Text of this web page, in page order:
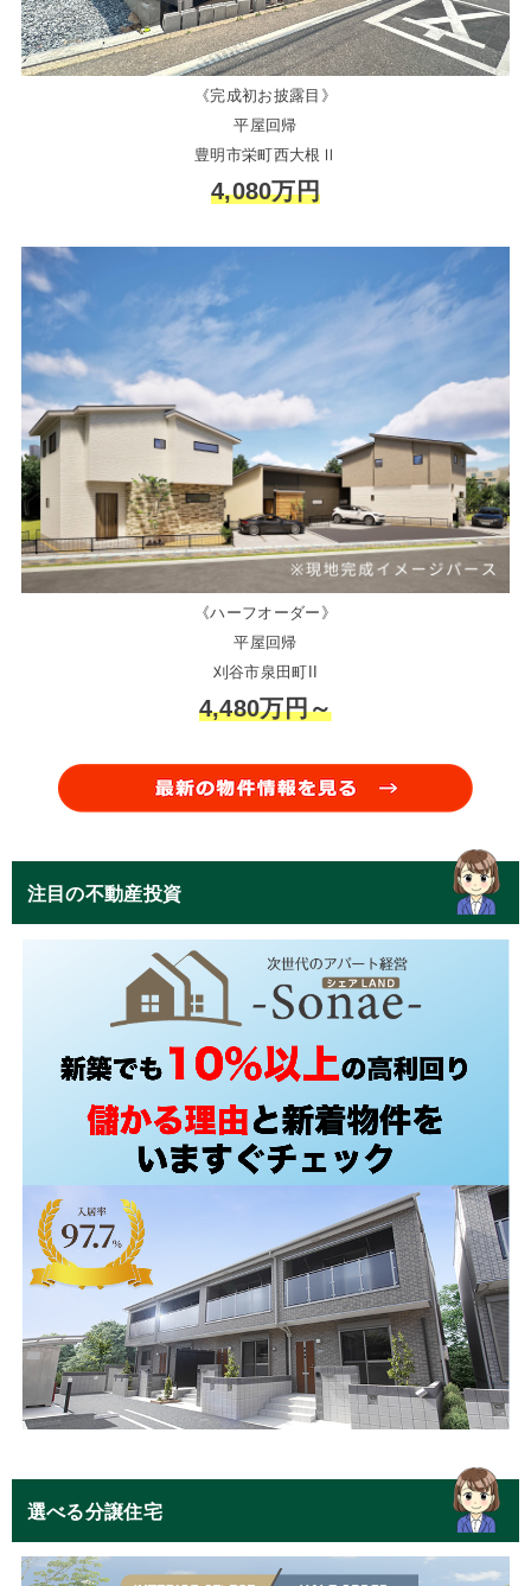
《完成初お披露目》
平屋回帰
豊明市栄町西大根Ⅱ
4,080万円
《ハーフオーダー》
平屋回帰
刈谷市泉田町II
4,480万円～
注目の不動産投資
選べる分譲住宅